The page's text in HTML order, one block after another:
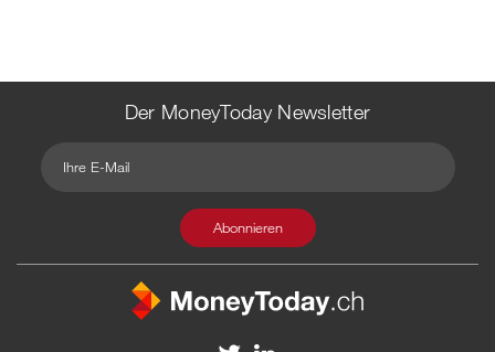
Der MoneyToday Newsletter